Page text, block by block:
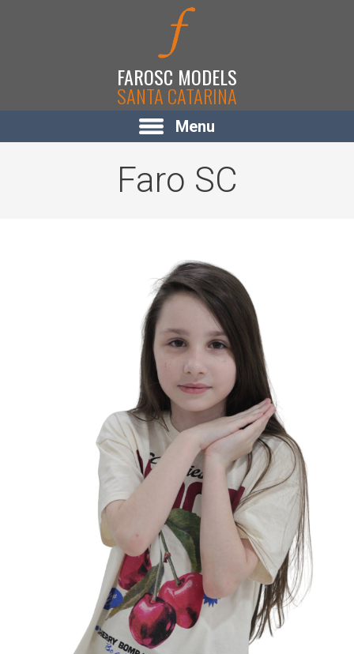
FAROSC MODELS
SANTA CATARINA
Menu
Faro SC